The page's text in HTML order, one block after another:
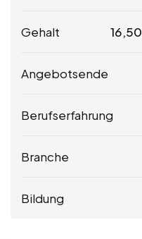
Gehalt 16,50
Angebotsende
Berufserfahrung
Branche
Bildung